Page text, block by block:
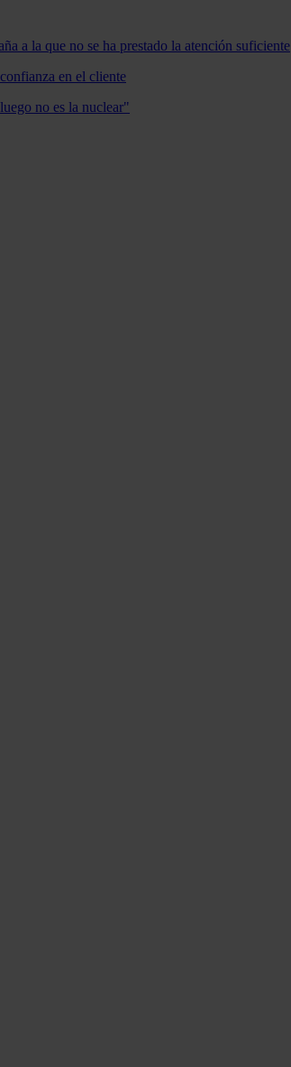
a la que no se ha prestado la atención suficiente
en el cliente
no es la nuclear"